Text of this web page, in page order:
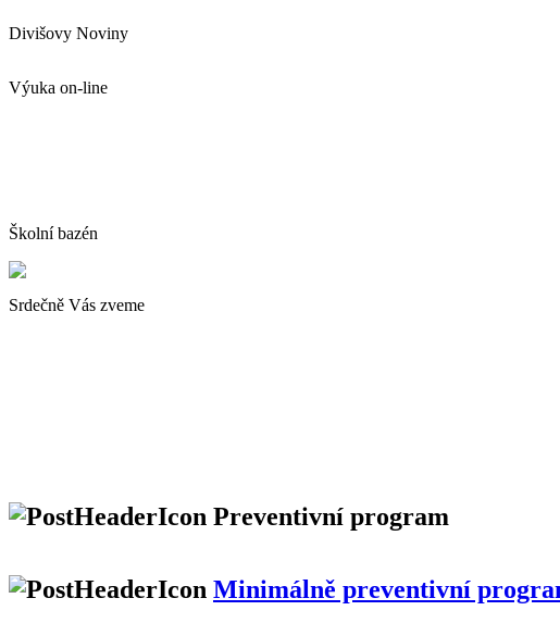
Divišovy Noviny
Výuka on-line
Školní bazén
Srdečně Vás zveme
Preventivní program
Minimálně preventivní